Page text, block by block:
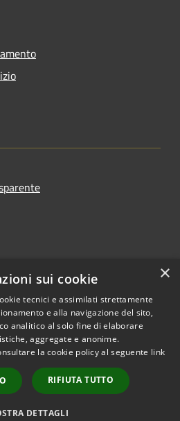
Copyright © 2026 • Comune di
Municipium•
Accesso
redazione
×
sui cookie
tecnici e assimilati strettamente
e alla navigazione del sito,
analitico al solo fine di elaborare
aggregate e anonime.
la cookie policy al seguente link
RIFIUTA TUTTO
DETTAGLI